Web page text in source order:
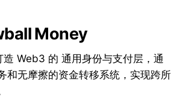
Money
Web3 的 通用身份与支付层，通
和无摩擦的资金转移系统，实现跨所